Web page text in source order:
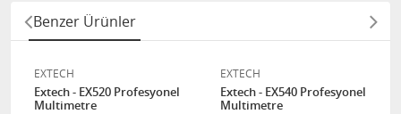
Benzer Ürünler
EXTECH
Extech - EX520 Profesyonel
Multimetre
EXTECH
Extech - EX540 Profesyonel
Multimetre